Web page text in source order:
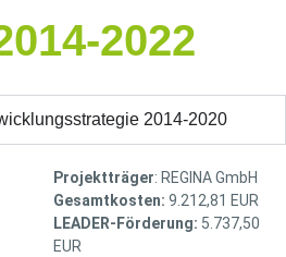
2022
2014-2020
Projektträger: REGINA GmbH
Gesamtkosten: 9.212,81 EUR
LEADER-Förderung: 5.737,50
EUR